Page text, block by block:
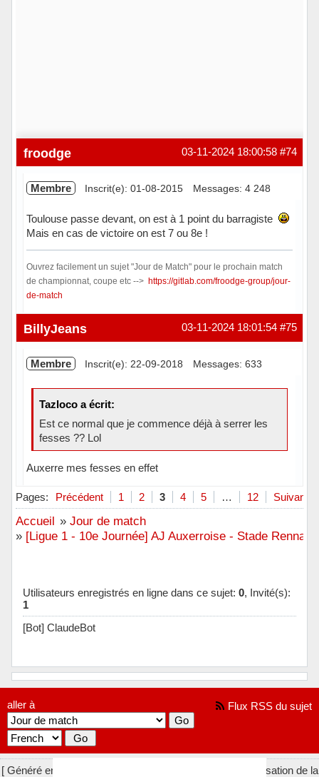
#74
03-11-2024 18:00:58
froodge
Membre Inscrit(e): 01-08-2015 Messages: 4 248
Toulouse passe devant, on est à 1 point du barragiste
Mais en cas de victoire on est 7 ou 8e !
Ouvrez facilement un sujet "Jour de Match" pour le prochain match
de championnat, coupe etc --> https://gitlab.com/froodge-group/jour-
de-match
Hors ligne #75
03-11-2024 18:01:54
BillyJeans
Membre Inscrit(e): 22-09-2018 Messages: 633
Tazloco a écrit:
Est ce normal que je commence déjà à serrer les
fesses ?? Lol
Auxerre mes fesses en effet
Hors ligne
Pages: Précédent 1 2 3 4 5 … 12 Suivant
Accueil » Jour de match
» [Ligue 1 - 10e Journée] AJ Auxerroise - Stade Rennais
Utilisateurs enregistrés en ligne dans ce sujet: 0, Invité(s):
1
[Bot] ClaudeBot
aller à Flux RSS du sujet
[ Généré en 0.020 secondes, 9 requêtes exécutées - Utilisation de la